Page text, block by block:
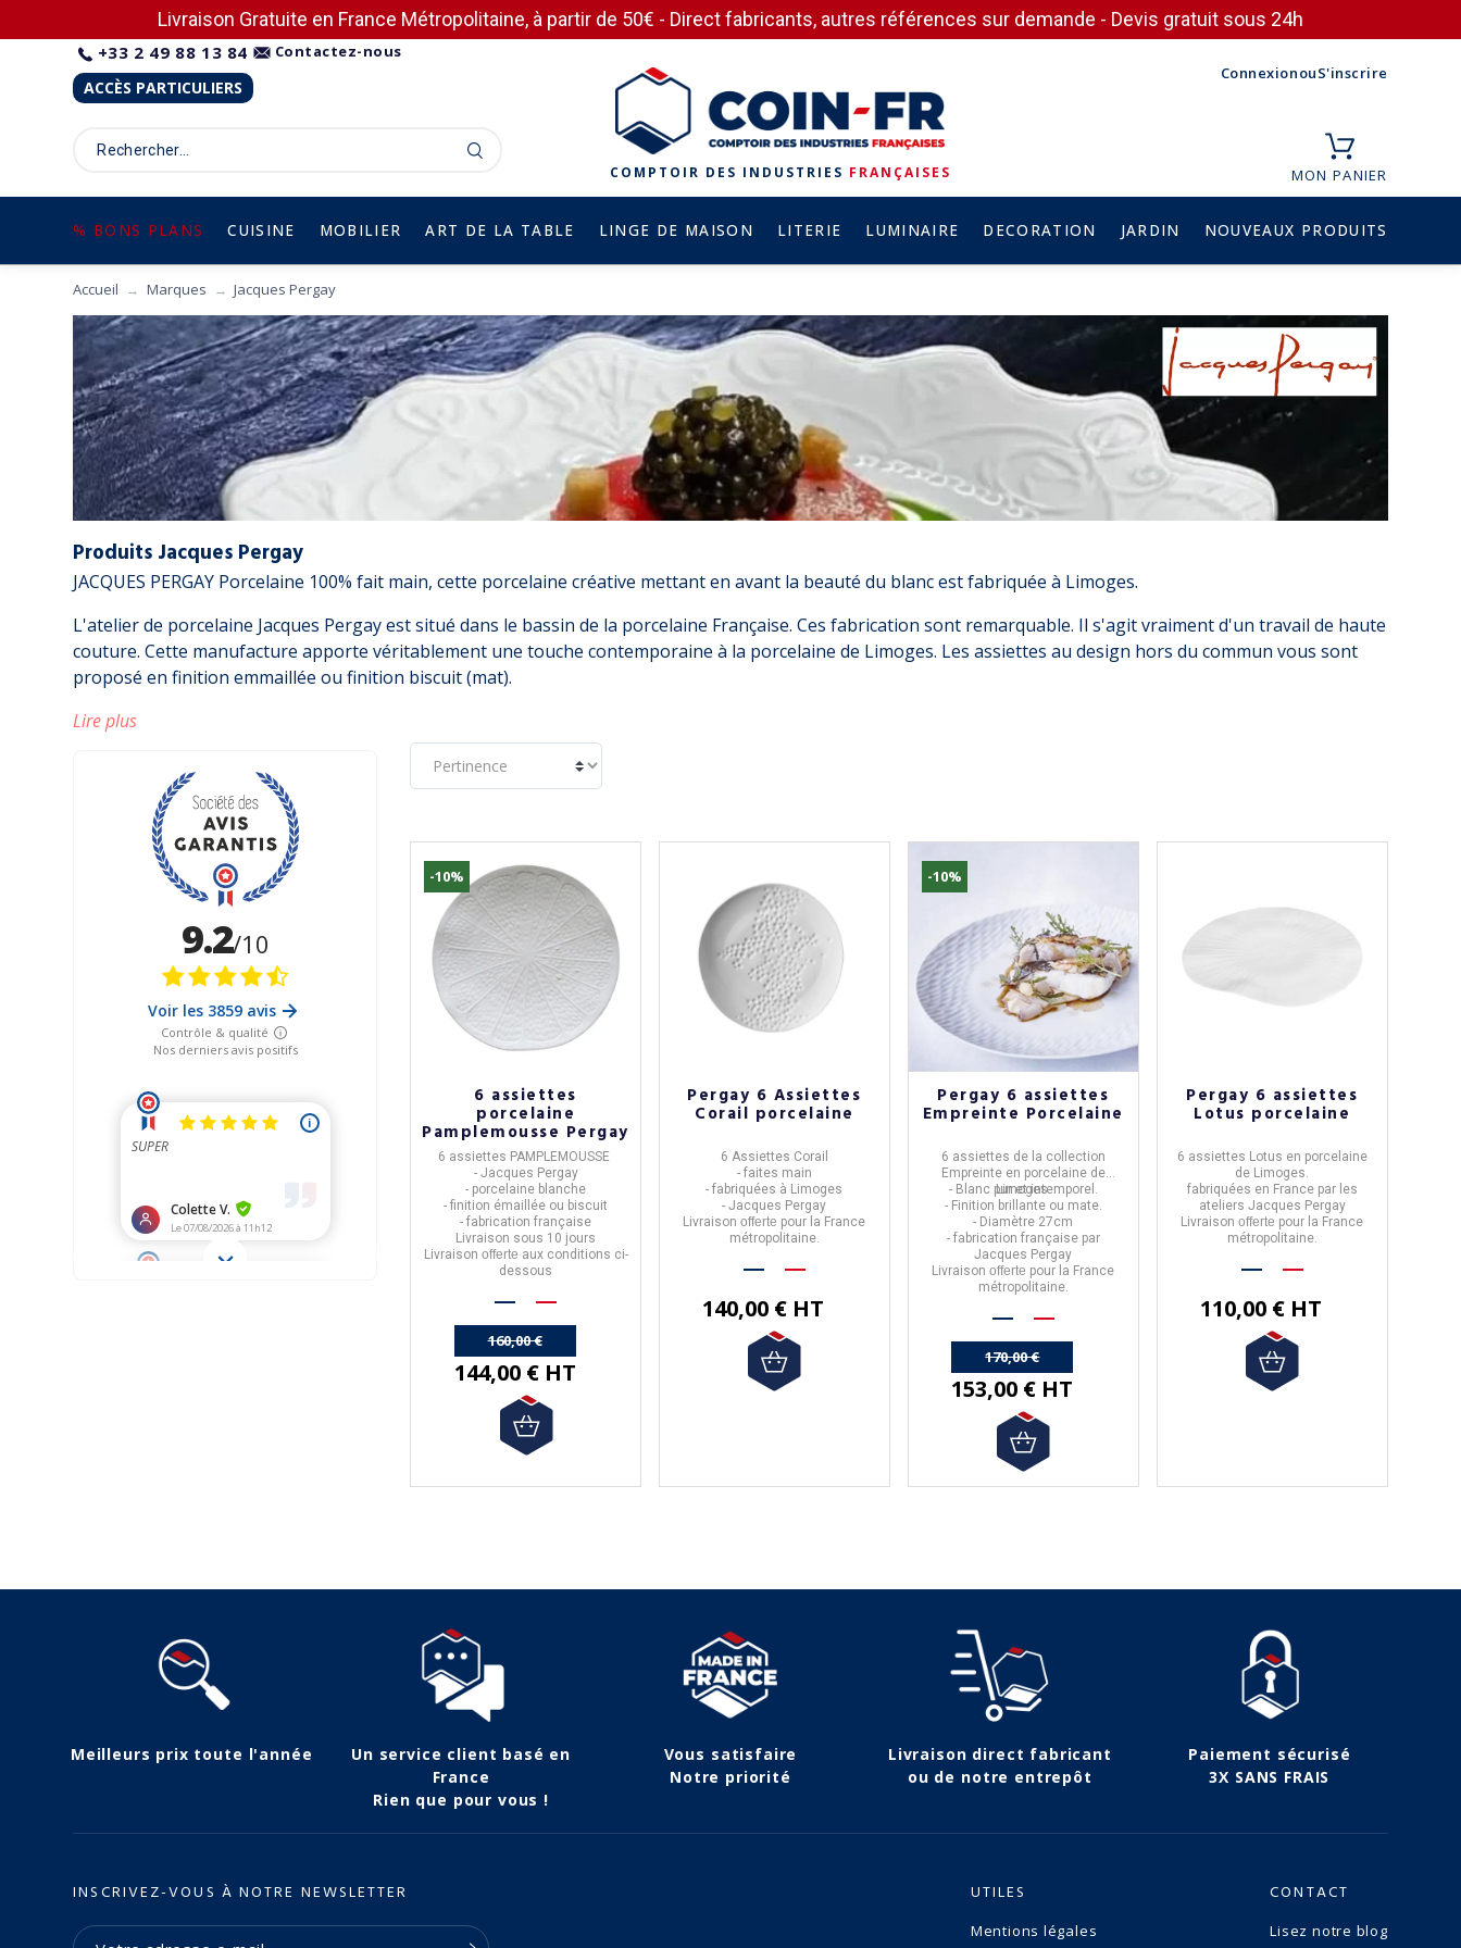
Livraison Gratuite en France Métropolitaine, à partir de 50€ - Direct fabricants, autres références sur demande - Devis gratuit sous 24h
+33 2 49 88 13 84 Contactez-nous
ACCÈS PARTICULIERS
ConnexionouS'inscrire
COMPTOIR DES INDUSTRIES FRANÇAISES MON PANIER
% BONS PLANS CUISINE MOBILIER ART DE LA TABLE LINGE DE MAISON LITERIE LUMINAIRE DECORATION JARDIN NOUVEAUX PRODUITS
Accueil Marques Jacques Pergay
Produits Jacques Pergay
JACQUES PERGAY Porcelaine 100% fait main, cette porcelaine créative mettant en avant la beauté du blanc est fabriquée à Limoges.
L'atelier de porcelaine Jacques Pergay est situé dans le bassin de la porcelaine Française. Ces fabrication sont remarquable. Il s'agit vraiment d'un travail de haute
couture. Cette manufacture apporte véritablement une touche contemporaine à la porcelaine de Limoges. Les assiettes au design hors du commun vous sont
proposé en finition emmaillée ou finition biscuit (mat).
Lire plus
-10%
6 assiettes
porcelaine
Pamplemousse Pergay
6 assiettes PAMPLEMOUSSE
- Jacques Pergay
- porcelaine blanche
- finition émaillée ou biscuit
- fabrication française
Livraison sous 10 jours
Livraison offerte aux conditions ci-
dessous
160,00 €
144,00 € HT
Pergay 6 Assiettes
Corail porcelaine
6 Assiettes Corail
- faites main
- fabriquées à Limoges
- Jacques Pergay
Livraisonofferte pour la France
métropolitaine.
140,00 € HT
-10%
Pergay 6 assiettes
Empreinte Porcelaine
6 assiettes de la collection
Empreinte en porcelaine de
Limoges.
- Blanc pur et intemporel.
- Finition brillante ou mate.
- Diamètre 27cm
- fabrication française par
Jacques Pergay
Livraisonofferte pour la France
métropolitaine.
170,00 €
153,00 € HT
Pergay 6 assiettes
Lotus porcelaine
6 assiettes Lotus en porcelaine
de Limoges.
fabriquées en France par les
ateliers Jacques Pergay
Livraisonofferte pour la France
métropolitaine.
110,00 € HT
Meilleurs prix toute l'année
Un service client basé en
France
Rien que pour vous !
Vous satisfaire
Notre priorité
Livraison direct fabricant
ou de notre entrepôt
Paiement sécurisé
3X SANS FRAIS
INSCRIVEZ-VOUS À NOTRE NEWSLETTER UTILES
Mentions légales
CONTACT
Lisez notre blog